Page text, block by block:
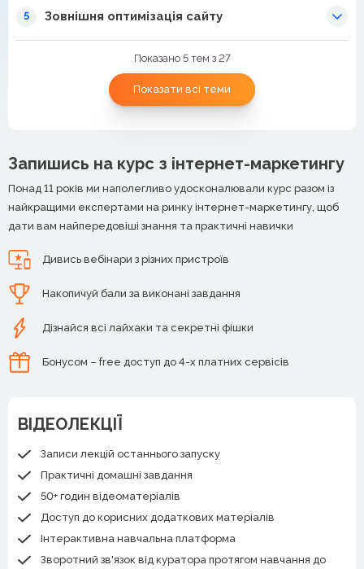
5 Зовнішня оптимізація сайту
Показано 5 тем з 27
Показати всі теми
Запишись на курс з інтернет-маркетингу
Понад 11 років ми наполегливо удосконалювали курс разом із
найкращими експертами на ринку інтернет-маркетингу, щоб
дати вам найпередовіші знання та практичні навички
Дивись вебінари з різних пристроїв
Накопичуй бали за виконані завдання
Дізнайся всі лайхаки та секретні фішки
Бонусом – free доступ до 4-х платних сервісів
ВІДЕОЛЕКЦІЇ
Записи лекцій останнього запуску
Практичні домашні завдання
50+ годин відеоматеріалів
Доступ до корисних додаткових матеріалів
Інтерактивна навчальна платформа
Зворотний зв'язок від куратора протягом навчання до